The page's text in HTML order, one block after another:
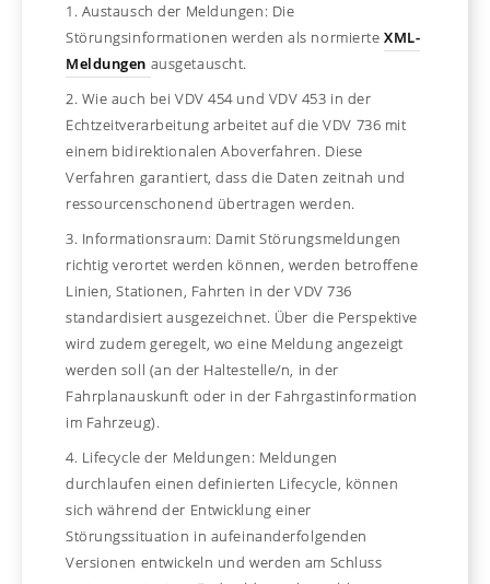
1. Austausch der Meldungen: Die
Störungsinformationen werden als normierteXML-
Meldungen ausgetauscht.
2. Wie auch bei VDV 454 und VDV 453 in der
Echtzeitverarbeitung arbeitet auf die VDV 736 mit
einem bidirektionalen Aboverfahren. Diese
Verfahren garantiert, dass die Daten zeitnah und
ressourcenschonend übertragen werden.
3. Informationsraum: Damit Störungsmeldungen
richtig verortet werden können, werden betroffene
Linien, Stationen, Fahrten in der VDV 736
standardisiert ausgezeichnet. Über die Perspektive
wird zudem geregelt, wo eine Meldung angezeigt
werden soll (an der Haltestelle/n, in der
Fahrplanauskunft oder in der Fahrgastinformation
im Fahrzeug).
4. Lifecycle der Meldungen: Meldungen
durchlaufen einen definierten Lifecycle, können
sich während der Entwicklung einer
Störungssituation in aufeinanderfolgenden
Versionen entwickeln und werden am Schluss